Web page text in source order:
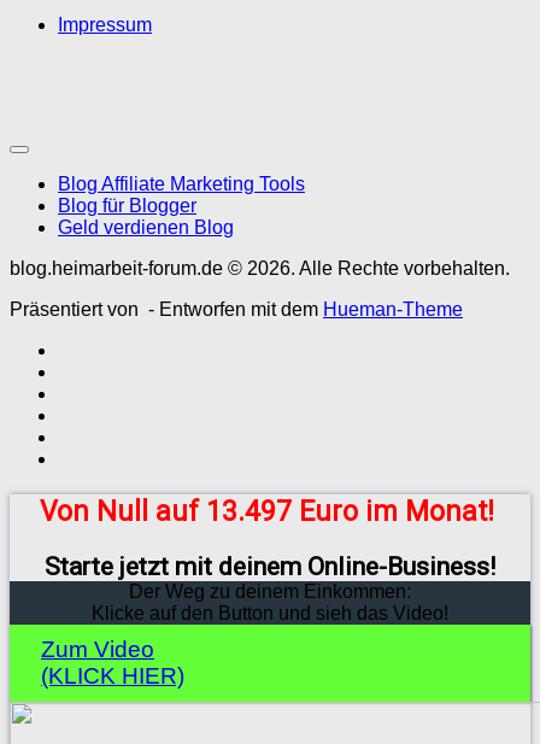
Impressum
Blog Affiliate Marketing Tools
Blog für Blogger
Geld verdienen Blog
blog.heimarbeit-forum.de © 2026. Alle Rechte vorbehalten.
Präsentiert von - Entworfen mit dem Hueman-Theme
Von Null auf 13.497 Euro im Monat!
Starte jetzt mit deinem Online-Business!
Der Weg zu deinem Einkommen:
Klicke auf den Button und sieh das Video!
Zum Video
(KLICK HIER)